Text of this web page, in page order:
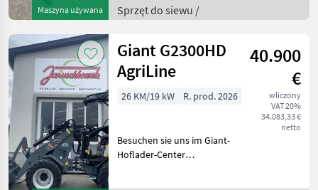
Maszyna używana
250cm 330 l
Saatkasteninhalt = ca.
Sprzęt do siewu /
Giant G2300HD
AgriLine
40.900
€
wliczony
VAT 20%
34.083,33 €
netto
26 KM/19 kW R. prod. 2026
Besuchen sie uns im Giant-
Hoflader-Center